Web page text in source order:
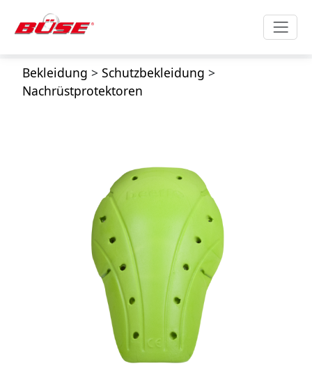
Bekleidung > Schutzbekleidung >
Nachrüstprotektoren